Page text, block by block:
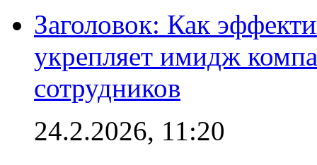
Заголовок: Как
укрепляет имидж
сотрудников
24.2.2026, 11:20